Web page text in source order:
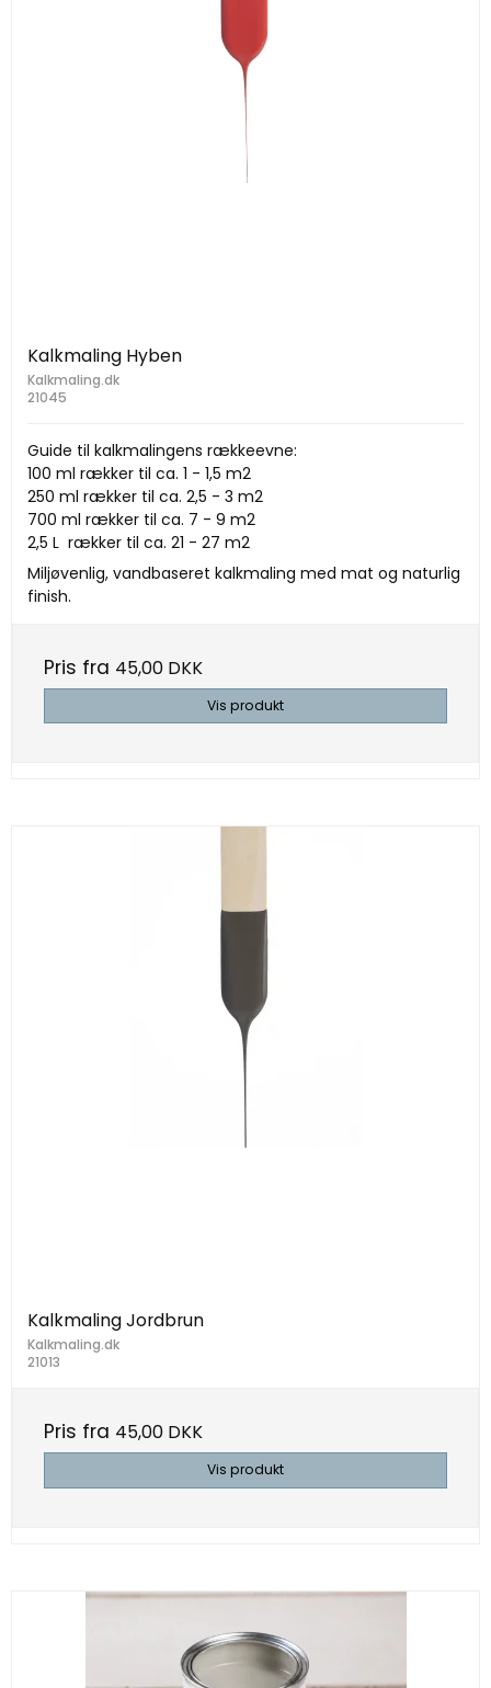
Kalkmaling Hyben
Kalkmaling.dk
21045
Guide til kalkmalingens rækkeevne:
100 ml rækker til ca. 1 - 1,5 m2
250 ml rækker til ca. 2,5 - 3 m2
700 ml rækker til ca. 7 - 9 m2
2,5 L rækker til ca. 21 - 27 m2
Miljøvenlig, vandbaseret kalkmaling med mat og naturlig
finish.
Pris fra 45,00 DKK
Vis produkt
Kalkmaling Jordbrun
Kalkmaling.dk
21013
Pris fra 45,00 DKK
Vis produkt